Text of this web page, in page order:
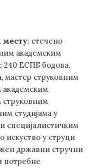
месту: стечено
академским
240 ЕСПБ бодова,
мастер струковним
академским
струковним
студијама у
специјалистичким
искуство у струци
државни стручни
потребне